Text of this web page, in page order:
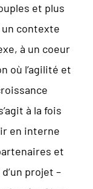
et plus
contexte
à un coeur
où l’agilité et
à la fois
en interne
et
projet –